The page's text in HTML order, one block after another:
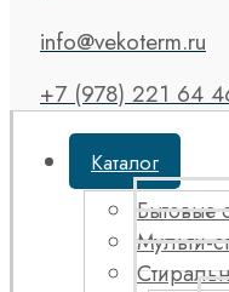
info@vekoterm.ru
+7 (978) 221 64
Каталог
Бытовые
Мульти-